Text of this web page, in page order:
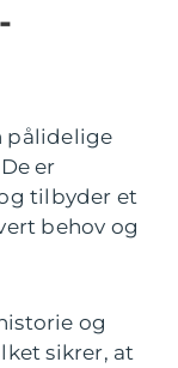
pålidelige
er
tilbyder et
behov og
og
sikrer, at